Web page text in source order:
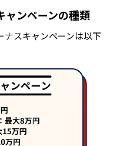
ャンペーンの種類
ナスキャンペーンは以下